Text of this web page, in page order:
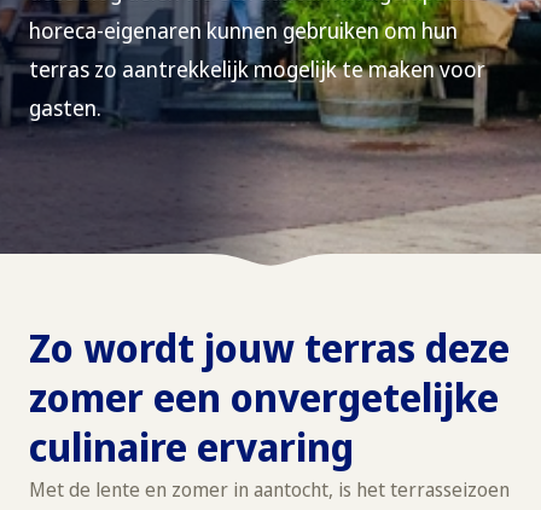
horeca-eigenaren kunnen gebruiken om hun
terras zo aantrekkelijk mogelijk te maken voor
gasten.
Zo wordt jouw terras deze
zomer een onvergetelijke
culinaire ervaring
Met de lente en zomer in aantocht, is het terrasseizoen